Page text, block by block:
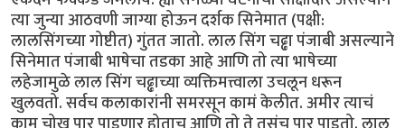
त्या जुन्या आठवणी जाग्या होऊन दर्शक सिनेमात (पक्षी:
लालसिंगच्या गोष्टीत) गुंतत जातो. लाल सिंग चढ्ढा पंजाबी असल्याने
सिनेमात पंजाबी भाषेचा तडका आहे आणि तो त्या भाषेच्या
लहेजामुळे लाल सिंग चढ्ढाच्या व्यक्तिमत्त्वाला उचलून धरून
खुलवतो. सर्वच कलाकारांनी समरसून कामं केलीत. अमीर त्याचं